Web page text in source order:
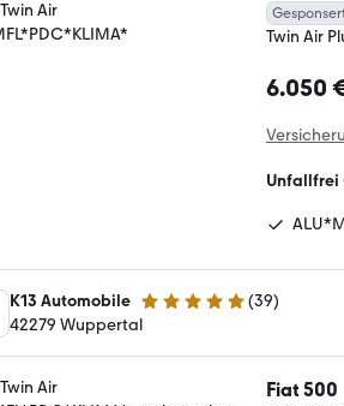
Twin Air
6.050
Unfallfrei
K13 Automobile 4.9 Sterne (39)
42279 Wuppertal
Fiat 500